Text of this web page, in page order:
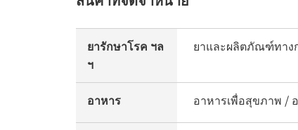
ยารักษาโรค ฯล
ฯ
ยาและผลิตภัณฑ์ทาง
อาหาร อาหารเพื่อสุขภาพ /